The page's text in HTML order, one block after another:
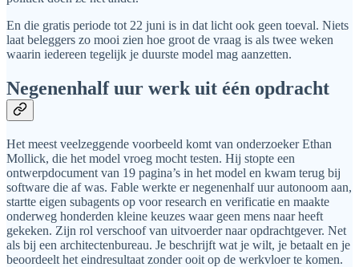
En die gratis periode tot 22 juni is in dat licht ook geen toeval. Niets
laat beleggers zo mooi zien hoe groot de vraag is als twee weken
waarin iedereen tegelijk je duurste model mag aanzetten.
Negenenhalf uur werk uit één opdracht
Het meest veelzeggende voorbeeld komt van onderzoeker Ethan
Mollick, die het model vroeg mocht testen. Hij stopte een
ontwerpdocument van 19 pagina’s in het model en kwam terug bij
software die af was. Fable werkte er negenenhalf uur autonoom aan,
startte eigen subagents op voor research en verificatie en maakte
onderweg honderden kleine keuzes waar geen mens naar heeft
gekeken. Zijn rol verschoof van uitvoerder naar opdrachtgever. Net
als bij een architectenbureau. Je beschrijft wat je wilt, je betaalt en je
beoordeelt het eindresultaat zonder ooit op de werkvloer te komen.